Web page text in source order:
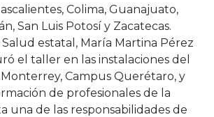
Colima, Guanajuato,
San Luis Potosí y Zacatecas.
estatal, María Martina Pérez
el taller en las instalaciones del
Campus Querétaro, y
de profesionales de la
una de las responsabilidades de